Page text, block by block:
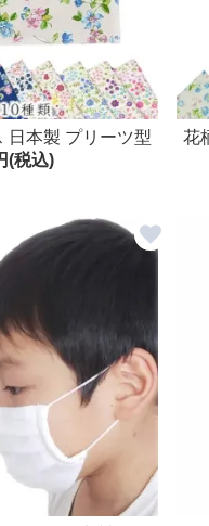
日本製 プリーツ型
スク入れ
(税込)
花